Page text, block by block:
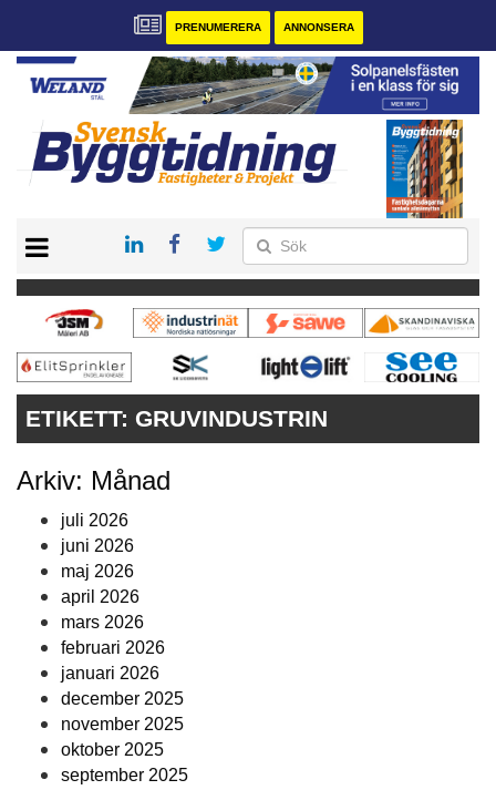
PRENUMERERA ANNONSERA
PRENUMERERA
VÅRA ANDRA MAGASIN
ANNONSERA
KONTAKT
ETIKETT: GRUVINDUSTRIN
Arkiv: Månad
juli 2026
juni 2026
maj 2026
april 2026
mars 2026
februari 2026
januari 2026
december 2025
november 2025
oktober 2025
september 2025